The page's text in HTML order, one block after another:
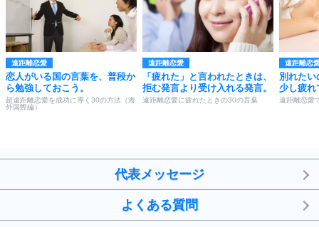
遠距離恋愛
恋人がいる国の言葉を、普段か
ら勉強しておこう。
超遠距離恋愛を成功に導く30の方法（海
外国際編）
遠距離恋愛
「疲れた」と言われたときは、
拒む発言より受け入れる発言。
遠距離恋愛に疲れたときの30の言葉
遠距離恋
別れたい
少し疲れ
遠距離恋愛
代表メッセージ
よくある質問